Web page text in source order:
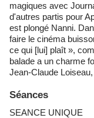
magiques avec
d'autres partis pour
est plongé Nanni.
faire le cinéma
ce qui [lui] plaît »,
balade a un charme
Jean-Claude
Séances
SEANCE UNIQUE